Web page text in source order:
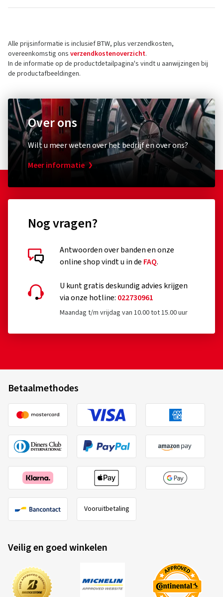
Alle prijsinformatie is inclusief BTW, plus verzendkosten,
overeenkomstig ons verzendkostenoverzicht.
In de informatie op de productdetailpagina's vindt u aanwijzingen bij
de productafbeeldingen.
Over ons
Wilt u meer weten over het bedrijf en over ons?
Meer informatie
Nog vragen?
Antwoorden over banden en onze
online shop vindt u in de FAQ.
U kunt gratis deskundig advies krijgen
via onze hotline: 022730961
Maandag t/m vrijdag van 10.00 tot 15.00 uur
Betaalmethodes
Vooruitbetaling
Veilig en goed winkelen